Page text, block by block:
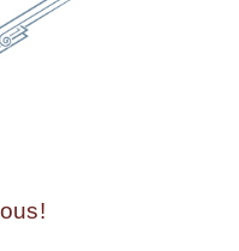
!Dormez Vous